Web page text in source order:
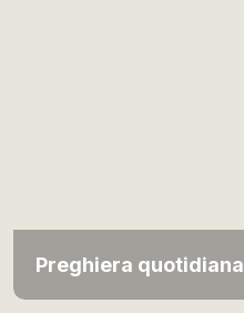
Preghiera quotidiana